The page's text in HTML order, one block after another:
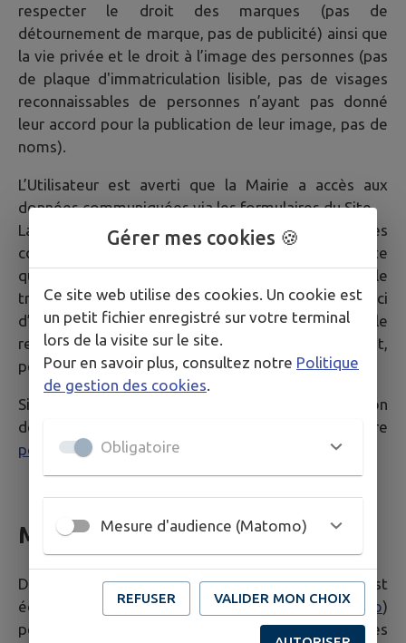
respecter le droit des marques (pas de
détournement de marque, pas de publicité) ainsi que
la vie privée et le droit à l’image des personnes (pas
de plaque d'immatriculation lisible, pas de visages
reconnaissables de personnes n’ayant pas donné
leur accord pour la publication de leur image, pas de
noms).
L’Utilisateur est averti que la Mairie a accès aux
données communiquées via les formulaires du Site.
La Mairie a la possibilité de transférer les données
communiquées via le formulaire auprès de n’importe
quelle personne jugée compétente pour le
traitement de la demande dans un souci
d’optimisation de la qualité du service public dans le
respect des dispositions légales qui les concernent,
personne qui peut être externe à ces collectivités.
Si vous souhaitez plus d'informations sur la gestion
de vos données personnelles, consultez notre
politique de confidentialité
Mesure d'audience
Dans le but de mesurer l'audience du Site, celui-ci est
équipé d'un système de traceurs ( Matomo)
permettant de collecter des données statistiques
Gérer mes cookies 🍪
Ce site web utilise des cookies. Un cookie est
un petit fichier enregistré sur votre terminal
lors de la visite sur le site.
Pour en savoir plus, consultez notre Politique
de gestion des cookies
Obligatoire
Mesure d'audience (Matomo)
REFUSER VALIDER MON CHOIX